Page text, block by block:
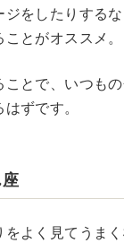
をしたりする
とがオススメ。
とで、いつも
ずです。
よく見てうま